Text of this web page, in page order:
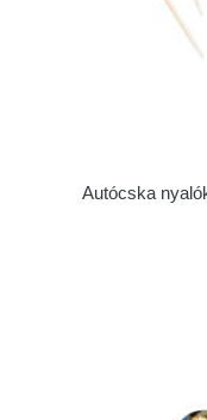
Autócska